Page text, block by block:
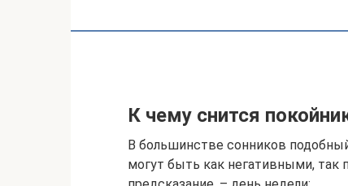
К чему снится
В большинстве сонников
могут быть как негативными,